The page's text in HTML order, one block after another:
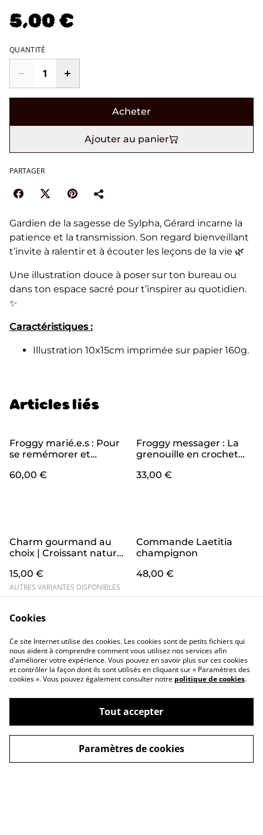
5,00 €
QUANTITÉ
Acheter
Ajouter au panier
PARTAGER
Gardien de la sagesse de Sylpha, Gérard incarne la
patience et la transmission. Son regard bienveillant
t’invite à ralentir et à écouter les leçons de la vie 🌿
Une illustration douce à poser sur ton bureau ou
dans ton espace sacré pour t’inspirer au quotidien.
✨
Caractéristiques :
Illustration 10x15cm imprimée sur papier 160g.
Articles liés
Froggy marié.e.s : Pour
se remémorer et
des grenouilles en
60,00 €
Froggy messager : La
grenouille en crochet
33,00 €
Charm gourmand au
choix | Croissant nature,
cookies au pépites de
chocolat
15,00 €
AUTRES VARIANTES DISPONIBLES
Commande Laetitia
champignon
48,00 €
Conditions
Politique de
Politique de cookies
Cookies
Ce site Internet utilise des cookies. Les cookies sont de petits fichiers qui
nous aident à comprendre comment vous utilisez nos services afin
d'améliorer votre expérience. Vous pouvez en savoir plus sur ces cookies
et contrôler la façon dont ils sont utilisés en cliquant sur « Paramètres des
cookies ». Vous pouvez également consulter notre politique de cookies.
Tout accepter
Paramètres de cookies